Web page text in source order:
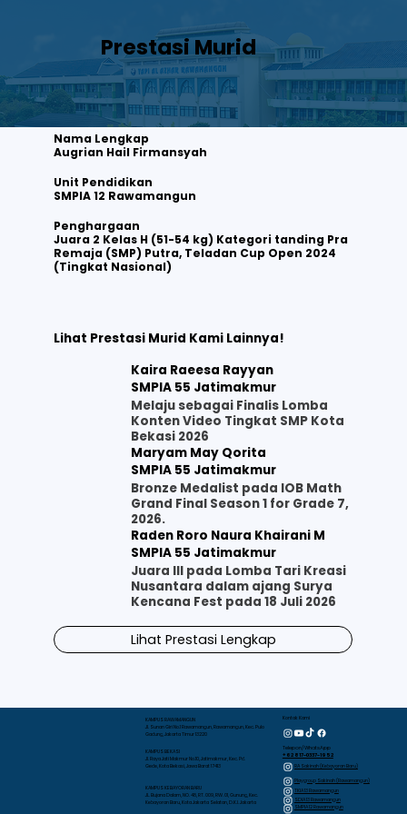
Augrian Hail Firmansyah
Lihat selengkapnya
Prestasi Murid
Nama Lengkap
Augrian Hail Firmansyah
Unit Pendidikan
SMPIA 12 Rawamangun
Penghargaan
Juara 2 Kelas H (51-54 kg) Kategori tanding Pra
Remaja (SMP) Putra, Teladan Cup Open 2024
(Tingkat Nasional)
Lihat Prestasi Murid Kami Lainnya!
Kaira Raeesa Rayyan
SMPIA 55 Jatimakmur
Melaju sebagai Finalis Lomba
Konten Video Tingkat SMP Kota
Bekasi 2026
Maryam May Qorita
SMPIA 55 Jatimakmur
Bronze Medalist pada IOB Math
Grand Final Season 1 for Grade 7,
2026.
Raden Roro Naura Khairani M
SMPIA 55 Jatimakmur
Juara III pada Lomba Tari Kreasi
Nusantara dalam ajang Surya
Kencana Fest pada 18 Juli 2026
Lihat Prestasi Lengkap
KAMPUS RAWAMANGUN
Jl. Sunan Giri No.1 Rawamangun, Rawamangun, Kec. Pulo
Gadung, Jakarta Timur 13220
KAMPUS BEKASI
Jl. Raya Jati Makmur No.10, Jatimakmur, Kec. Pd.
Gede, Kota Bekasi, Jawa Barat 17413
KAMPUS KEBAYORAN BARU
JL. Bujana Dalam, NO. 48, RT. 009, RW. 01, Gunung, Kec.
Kebayoran Baru, Kota Jakarta Selatan, D.K.I. Jakarta
Kontak Kami
Telepon/WhatsApp
+62 817-0337-1952
RA Sakinah (Kebayoran Baru)
Playgroup Sakinah (Rawamangun)
TKIA 13 Rawamangun
SDIA 13 Rawamangun
SMPIA 12 Rawamangun